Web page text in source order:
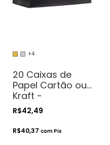
+4
20 Caixas de
Papel Cartão ou
Kraft -
34x21.5x7.5- Para
Presentes.
Cosméticos ou
Artesanatos
R$42,49
R$40,37 comPix